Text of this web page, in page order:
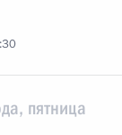
пятница